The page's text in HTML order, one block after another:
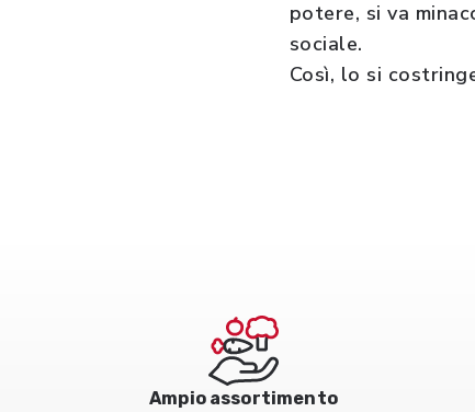
potere, si va
sociale.
Così, lo si
Ampio assortimento